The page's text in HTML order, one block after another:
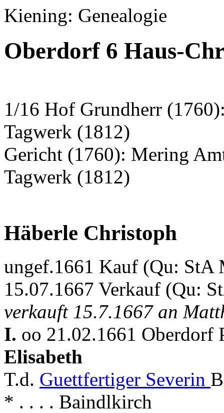
Kiening: Genealogie
Oberdorf 6 Haus-
1/16 Hof Grundherr
Tagwerk (1812)
Gericht (1760): Mering
Tagwerk (1812)
Häberle Christoph
ungef.1661 Kauf (Qu: StA
15.07.1667 Verkauf (Qu:
verkauft 15.7.1667 an
I. oo 21.02.1661 Oberdorf
Elisabeth
T.d. Guettfertiger Severin
* . . . . Baindlkirch